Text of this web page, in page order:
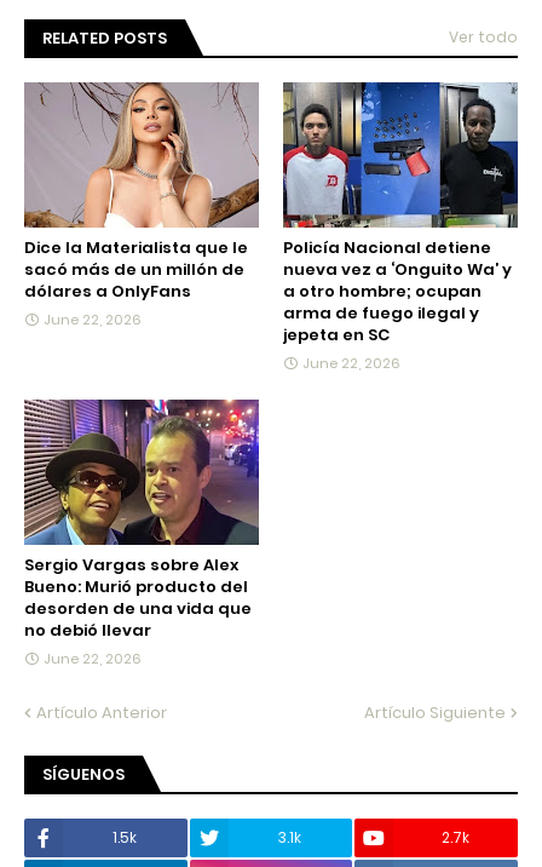
RELATED POSTS Ver todo
Dice la Materialista que le
sacó más de un millón de
dólares a OnlyFans
June 22, 2026
Policía Nacional detiene
nueva vez a ‘Onguito Wa’ y
a otro hombre; ocupan
arma de fuego ilegal y
jepeta en SC
June 22, 2026
Sergio Vargas sobre Alex
Bueno: Murió producto del
desorden de una vida que
no debió llevar
June 22, 2026
Artículo Anterior Artículo Siguiente
SÍGUENOS
1.5k 3.1k
2.7k